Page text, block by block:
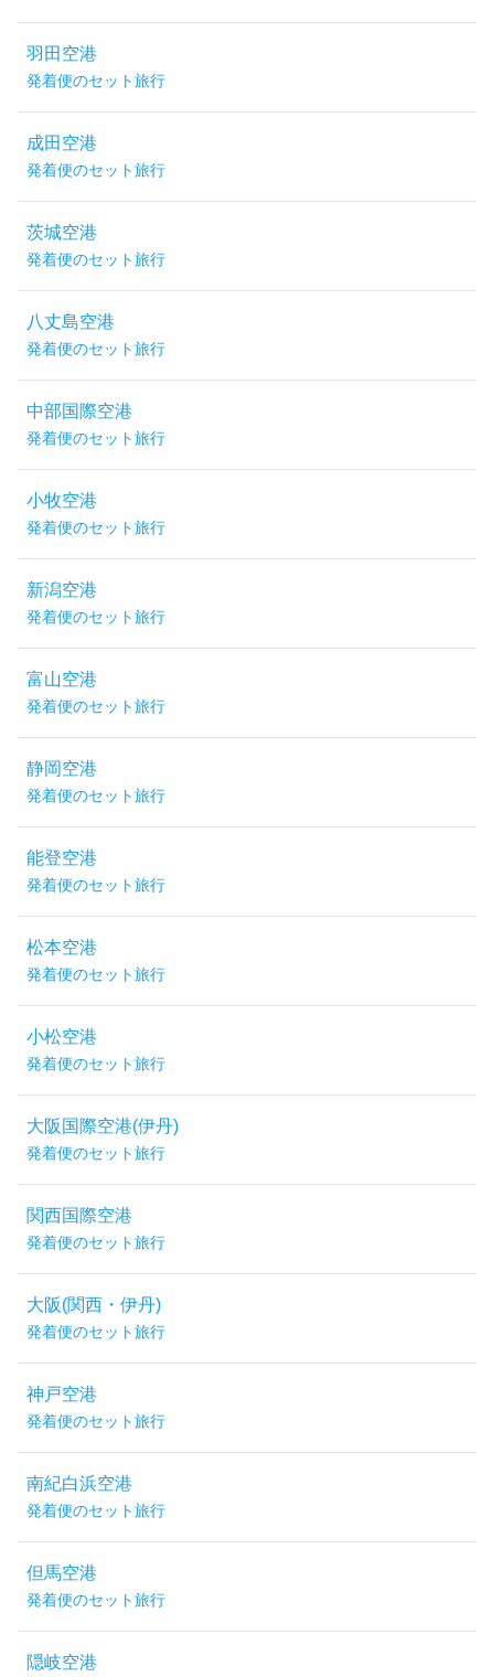
羽田空港
発着便のセット旅行
成田空港
発着便のセット旅行
茨城空港
発着便のセット旅行
八丈島空港
発着便のセット旅行
中部国際空港
発着便のセット旅行
小牧空港
発着便のセット旅行
新潟空港
発着便のセット旅行
富山空港
発着便のセット旅行
静岡空港
発着便のセット旅行
能登空港
発着便のセット旅行
松本空港
発着便のセット旅行
小松空港
発着便のセット旅行
大阪国際空港(伊丹)
発着便のセット旅行
関西国際空港
発着便のセット旅行
大阪(関西・伊丹)
発着便のセット旅行
神戸空港
発着便のセット旅行
南紀白浜空港
発着便のセット旅行
但馬空港
発着便のセット旅行
隠岐空港